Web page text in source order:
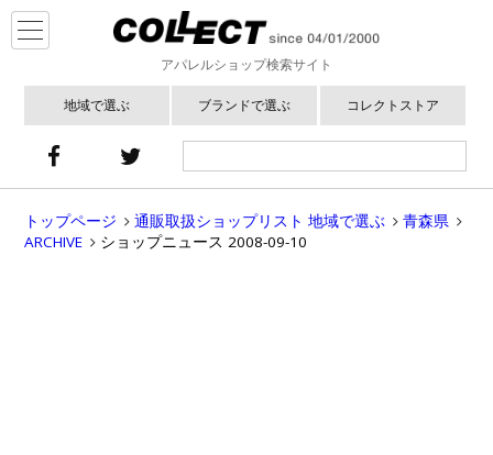
アパレルショップ検索サイト
地域で選ぶ ブランドで選ぶ コレクトストア
トップページ 通販取扱ショップリスト 地域で選ぶ
青森県
ARCHIVE
ショップニュース 2008-09-10